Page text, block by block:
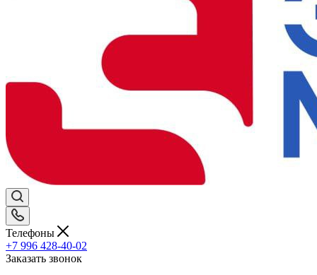
Телефоны
+7 996 428-40-02
Заказать звонок